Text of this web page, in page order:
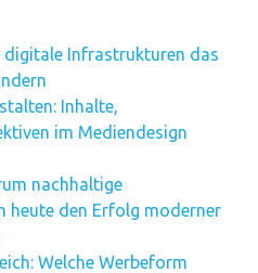
digitale Infrastrukturen das
Inhalte,
im Mediendesign
nachhaltige
heute den Erfolg moderner
Welche Werbeform